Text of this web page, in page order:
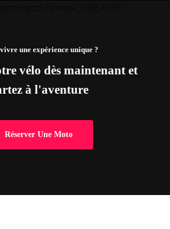
une expérience unique ?
vélo dès maintenant et
à l'aventure
Réserver Une Moto